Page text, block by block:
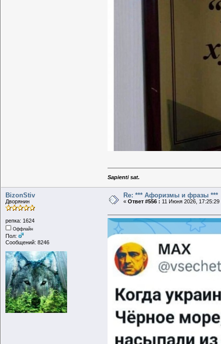
Sapienti sat.
BizonStiv
Дворянин
репка: 1624
Оффлайн
Пол:
Сообщений: 8246
Re: *** Афоризмы и фразы ***
«Ответ #556 : 11 Июня 2026, 17:25:29